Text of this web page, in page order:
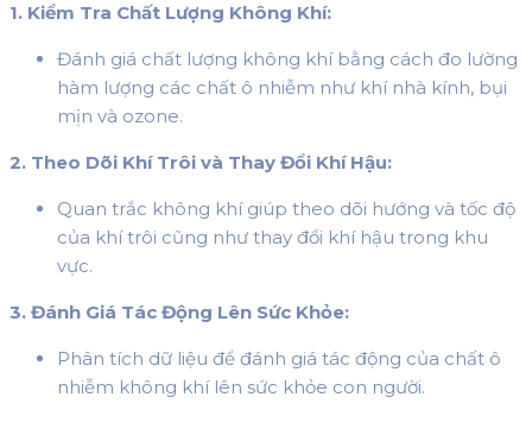
1. Kiểm Tra Chất Lượng Không Khí:
Đánh giá chất lượng không khí bằng cách đo lường
hàm lượng các chất ô nhiễm như khí nhà kính, bụi
mịn và ozone.
2. Theo Dõi Khí Trôi và Thay Đổi Khí Hậu:
Quan trắc không khí giúp theo dõi hướng và tốc độ
của khí trôi cũng như thay đổi khí hậu trong khu
vực.
3. Đánh Giá Tác Động Lên Sức Khỏe:
Phân tích dữ liệu để đánh giá tác động của chất ô
nhiễm không khí lên sức khỏe con người.